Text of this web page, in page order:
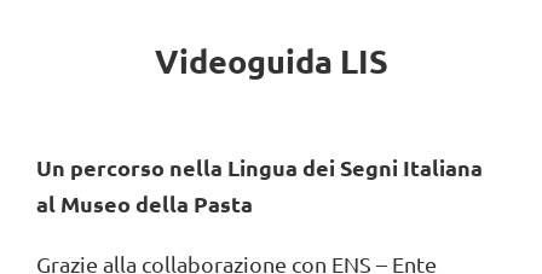
Videoguida LIS
Un percorso nella Lingua dei Segni Italiana
al Museo della Pasta
Grazie alla collaborazione con ENS – Ente